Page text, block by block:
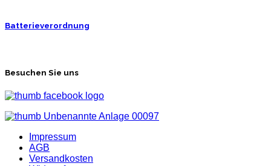
Batterieverordnung
Besuchen Sie uns
Impressum
AGB
Versandkosten